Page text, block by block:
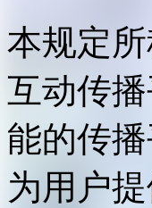
本规定
互动传
能的传
为用户